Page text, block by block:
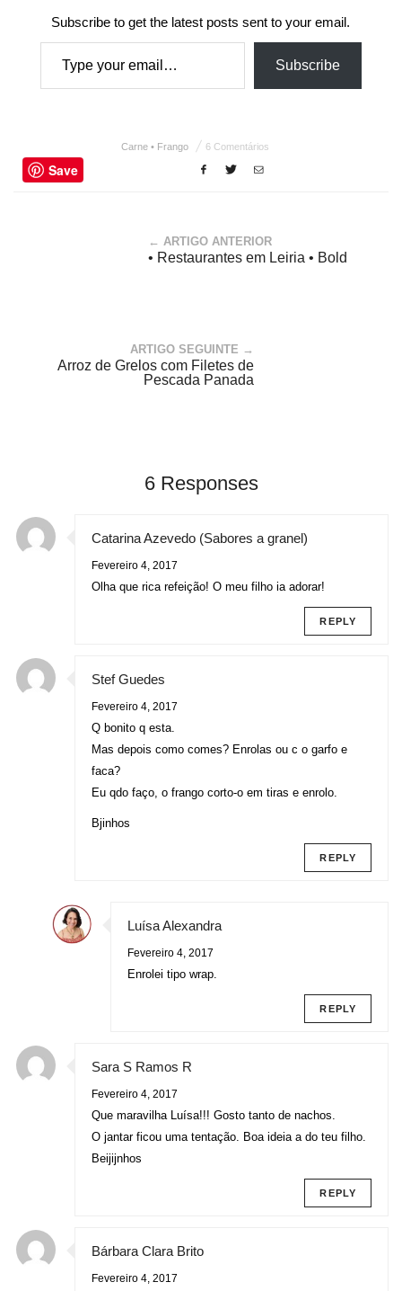
Subscribe to get the latest posts sent to your email.
Type your email…
Subscribe
Carne • Frango 6 Comentários
Save
← ARTIGO ANTERIOR
• Restaurantes em Leiria • Bold
ARTIGO SEGUINTE →
Arroz de Grelos com Filetes de
Pescada Panada
6 Responses
Catarina Azevedo (Sabores a granel)
Fevereiro 4, 2017
Olha que rica refeição! O meu filho ia adorar!
REPLY
Stef Guedes
Fevereiro 4, 2017
Q bonito q esta.
Mas depois como comes? Enrolas ou c o garfo e
faca?
Eu qdo faço, o frango corto-o em tiras e enrolo.
Bjinhos
REPLY
Luísa Alexandra
Fevereiro 4, 2017
Enrolei tipo wrap.
REPLY
Sara S Ramos R
Fevereiro 4, 2017
Que maravilha Luísa!!! Gosto tanto de nachos.
O jantar ficou uma tentação. Boa ideia a do teu filho.
Beijijnhos
REPLY
Bárbara Clara Brito
Fevereiro 4, 2017